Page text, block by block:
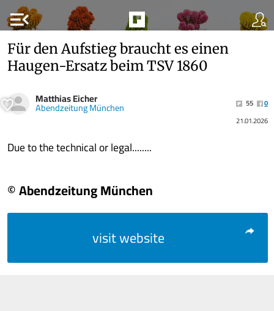
menu_open
Für den Aufstieg braucht es einen
Haugen-Ersatz beim TSV 1860
Matthias Eicher
Abendzeitung München 55
0
21.01.2026
Due to the technical or legal........
© Abendzeitung München
visit website